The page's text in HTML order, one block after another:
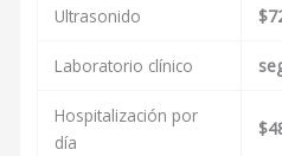
Ultrasonido
Laboratorio clínico
Hospitalización por
día